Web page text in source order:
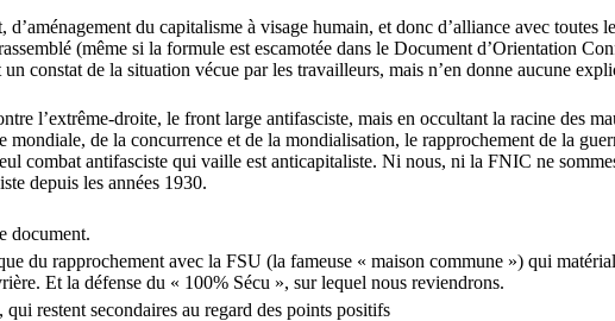
d’aménagement du capitalisme à visage humain, et donc d’alliance avec
(même si la formule est escamotée dans le Document d’Orientation
constat de la situation vécue par les travailleurs, mais n’en donne aucune
l’extrême-droite, le front large antifasciste, mais en occultant la racine des
mondiale, de la concurrence et de la mondialisation, le rapprochement de la
combat antifasciste qui vaille est anticapitaliste. Ni nous, ni la FNIC ne
depuis les années 1930.
document.
du rapprochement avec la FSU (la fameuse « maison commune ») qui
Et la défense du « 100% Sécu », sur lequel nous reviendrons.
restent secondaires au regard des points positifs